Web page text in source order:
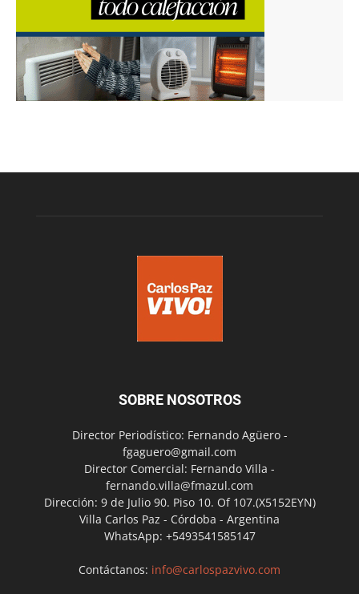
SOBRE NOSOTROS
Director Periodístico: Fernando Agüero -
fgaguero@gmail.com
Director Comercial: Fernando Villa -
fernando.villa@fmazul.com
Dirección: 9 de Julio 90. Piso 10. Of 107.(X5152EYN)
Villa Carlos Paz - Córdoba - Argentina
WhatsApp: +5493541585147
Contáctanos: info@carlospazvivo.com